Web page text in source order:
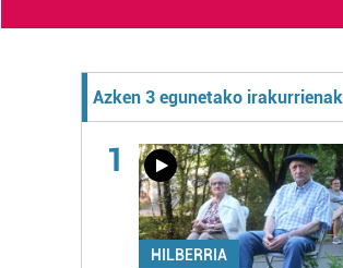
Azken 3 egunetako irakurrienak
1
HILBERRIA